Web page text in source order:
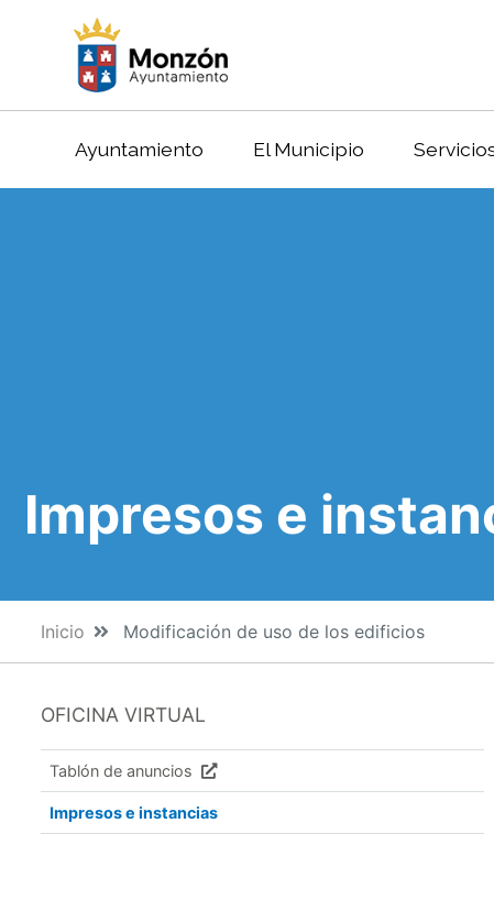
Ayuntamiento El Municipio
Impresos e
Inicio Modificación de uso de los edificios
OFICINA VIRTUAL
Tablón de anuncios
Impresos e instancias